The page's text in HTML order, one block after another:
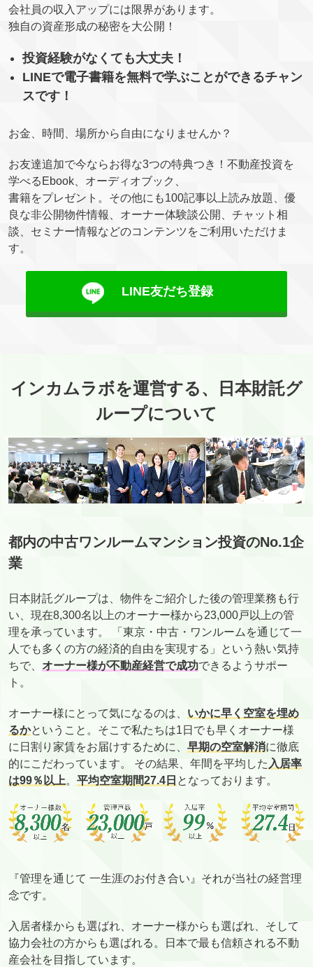
会社員の収入アップには限界があります。
独自の資産形成の秘密を大公開！
投資経験がなくても大丈夫！
LINEで電子書籍を無料で学ぶことができるチャン
スです！
お金、時間、場所から自由になりませんか？
お友達追加で今ならお得な3つの特典つき！不動産投資を
学べるEbook、オーディオブック、
書籍をプレゼント。その他にも100記事以上読み放題、優
良な非公開物件情報、オーナー体験談公開、チャット相
談、セミナー情報などのコンテンツをご利用いただけま
す。
LINE友だち登録
インカムラボを運営する、日本財託グ
ループについて
都内の中古ワンルームマンション投資のNo.1企
業
日本財託グループは、物件をご紹介した後の管理業務も行
い、現在8,300名以上のオーナー様から23,000戸以上の管
理を承っています。 「東京・中古・ワンルームを通じて一
人でも多くの方の経済的自由を実現する」という熱い気持
ちで、 オーナー様が不動産経営で成功できるようサポー
ト。
オーナー様にとって気になるのは、 いかに早く空室を埋め
るかということ。そこで私たちは1日でも早くオーナー様
に日割り家賃をお届けするために、 早期の空室解消に徹底
的にこだわっています。 その結果、年間を平均した 入居率
は99％以上。 平均空室期間27.4日 となっております。
『管理を通じて 一生涯のお付き合い』それが当社の経営理
念です。
入居者様からも選ばれ、オーナー様からも選ばれ、そして
協力会社の方からも選ばれる。日本で最も信頼される不動
産会社を目指しています。